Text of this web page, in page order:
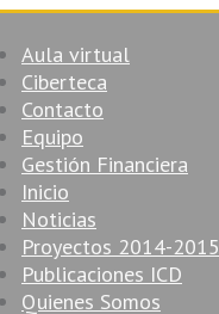
Aula virtual
Ciberteca
Contacto
Equipo
Gestión Financiera
Inicio
Noticias
Proyectos 2014-2015
Publicaciones ICD
Quienes Somos